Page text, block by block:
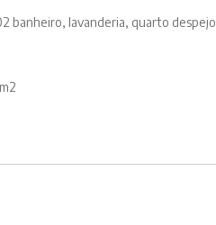
banheiro, lavanderia, quarto despejo